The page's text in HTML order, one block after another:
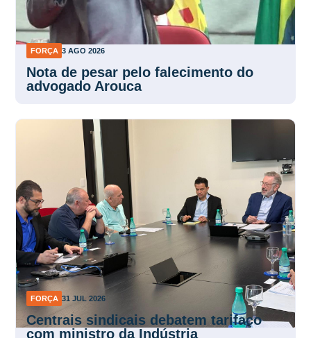
FORÇA 3 AGO 2026
Nota de pesar pelo falecimento do
advogado Arouca
FORÇA 31 JUL 2026
Centrais sindicais debatem tarifaço
com ministro da Indústria